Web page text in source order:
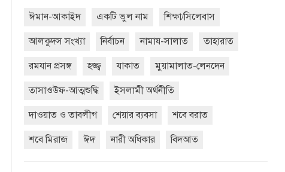
ঈমান-আকাইদ একটি ভুল নাম শিক্ষা/সিলেবাস
আলকুদস সংখ্যা নির্বাচন নামায-সালাত তাহারাত
রমযান প্রসঙ্গ হজ্জ্ব যাকাত মুয়ামালাত-লেনদেন
তাসাওউফ-আত্মশুদ্ধি ইসলামী অর্থনীতি
দাওয়াত ও তাবলীগ শেয়ার ব্যবসা শবে বরাত
শবে মিরাজ ঈদ নারী অধিকার বিদআত